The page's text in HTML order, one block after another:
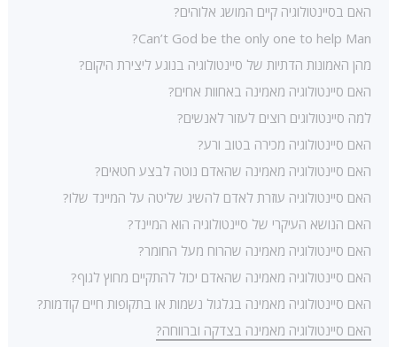
האם בסיינטולוגיה קיים המושג אלוהים?
Can’t God be the only one to help Man?
מהן האמונות הדתיות של סיינטולוגיה בנוגע ליצירת היקום?
האם סיינטולוגיה מאמינה באחוות אחים?
למה סיינטולוגים רוצים לעזור לאנשים?
האם סיינטולוגיה מכירה בטוב ורע?
האם סיינטולוגיה מאמינה שהאדם נוטה לבצע חטאים?
האם סיינטולוגיה עוזרת לאדם להשיג שליטה על המיינד שלו?
האם הנושא העיקרי של סיינטולוגיה הוא המיינד?
האם סיינטולוגיה מאמינה שהרוח מעל החומר?
האם סיינטולוגיה מאמינה שהאדם יכול להתקיים מחוץ לגוף?
האם סיינטולוגיה מאמינה בגלגול נשמות או בתקופות חיים קודמות?
האם סיינטולוגיה מאמינה בצדקה וברווחה?